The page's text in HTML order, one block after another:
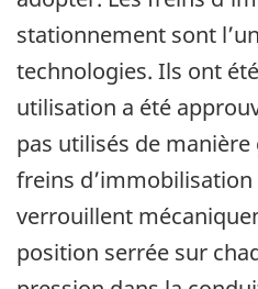
stationnement sont
technologies. Ils ont
utilisation a été
pas utilisés de manière
freins
verrouillent
position serrée sur